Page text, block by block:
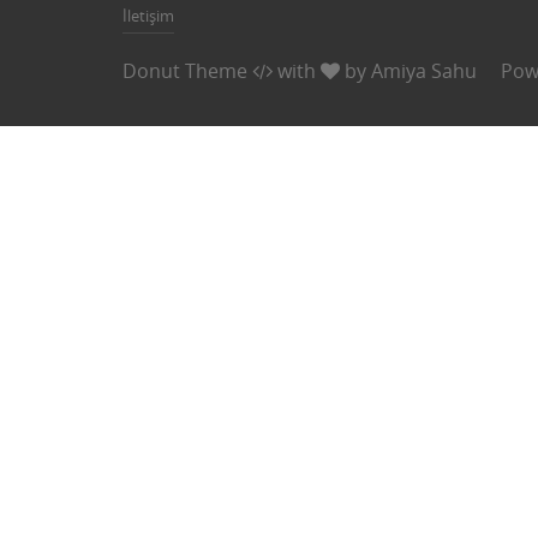
İletişim
Donut Theme with byAmiya Sahu